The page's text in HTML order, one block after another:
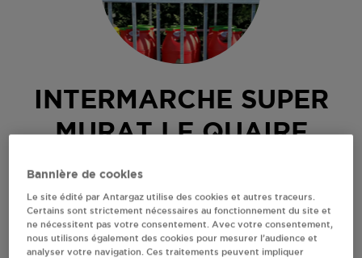
INTERMARCHE SUPER
MURAT LE QUAIRE
AVENUE DU MARECHAL LECLERC
Revendeur de bouteilles de gaz
S'Y RENDRE
Bannière de cookies
Le site édité par Antargaz utilise des cookies et autres traceurs.
Certains sont strictement nécessaires au fonctionnement du site et
ne nécessitent pas votre consentement. Avec votre consentement,
nous utilisons également des cookies pour mesurer l’audience et
analyser votre navigation. Ces traitements peuvent impliquer